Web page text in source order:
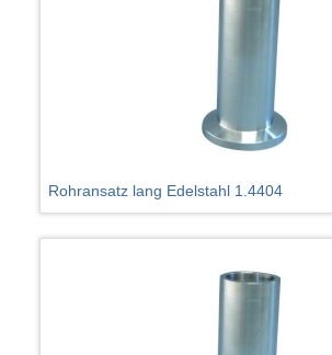
Rohransatz lang Edelstahl 1.4404